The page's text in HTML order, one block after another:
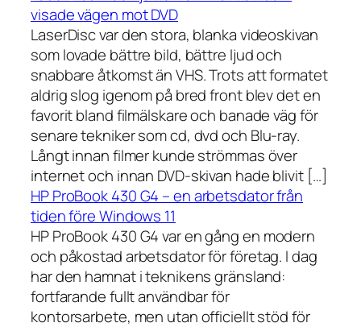
visade vägen mot DVD
LaserDisc var den stora, blanka videoskivan
som lovade bättre bild, bättre ljud och
snabbare åtkomst än VHS. Trots att formatet
aldrig slog igenom på bred front blev det en
favorit bland filmälskare och banade väg för
senare tekniker som cd, dvd och Blu-ray.
Långt innan filmer kunde strömmas över
internet och innan DVD-skivan hade blivit […]
HP ProBook 430 G4 – en arbetsdator från
tiden före Windows 11
HP ProBook 430 G4 var en gång en modern
och påkostad arbetsdator för företag. I dag
har den hamnat i teknikens gränsland:
fortfarande fullt användbar för
kontorsarbete, men utan officiellt stöd för